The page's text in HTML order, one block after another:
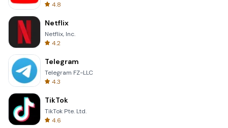
4.8
Netflix
Netflix, Inc.
4.2
Telegram
Telegram FZ-LLC
4.3
TikTok
TikTok Pte. Ltd.
4.6